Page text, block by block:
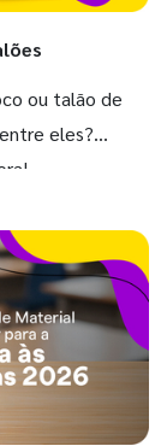
ou talão de
eles?